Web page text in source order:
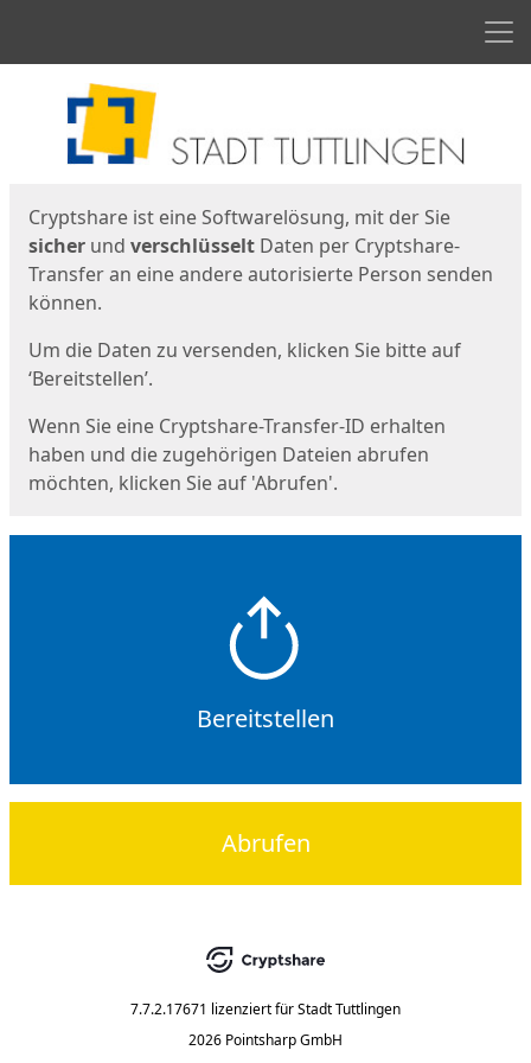
Cryptshare ist eine Softwarelösung, mit der Sie
sicher und verschlüsselt Daten per Cryptshare-
Transfer an eine andere autorisierte Person senden
können.
Um die Daten zu versenden, klicken Sie bitte auf
‘Bereitstellen’.
Wenn Sie eine Cryptshare-Transfer-ID erhalten
haben und die zugehörigen Dateien abrufen
möchten, klicken Sie auf 'Abrufen'.
Bereitstellen
Abrufen
7.7.2.17671 lizenziert fürStadt Tuttlingen
2026 Pointsharp GmbH